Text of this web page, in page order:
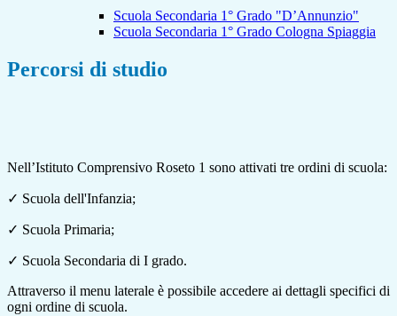
Scuola Secondaria 1° Grado "D’Annunzio"
Scuola Secondaria 1° Grado Cologna Spiaggia
Percorsi di studio
Nell’Istituto Comprensivo Roseto 1 sono attivati tre ordini di scuola:
✓ Scuola dell'Infanzia;
✓ Scuola Primaria;
✓ Scuola Secondaria di I grado.
Attraverso il menu laterale è possibile accedere ai dettagli specifici di
ogni ordine di scuola.